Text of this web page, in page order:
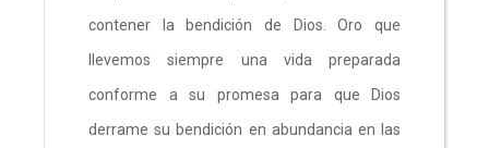
contener la bendición de Dios. Oro que
llevemos siempre una vida preparada
conforme a su promesa para que Dios
derrame su bendición en abundancia en las